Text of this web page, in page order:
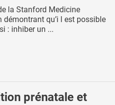
la Stanford Medicine
qu’i l est possible
: inhiber un ...
prénatale et